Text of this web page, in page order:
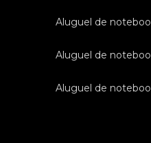
aluguel de
aluguel de
aluguel de